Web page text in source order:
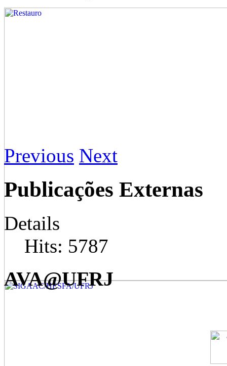
Previous Next
Publicações Externas
Details
Hits: 5787
AVA@UFRJ